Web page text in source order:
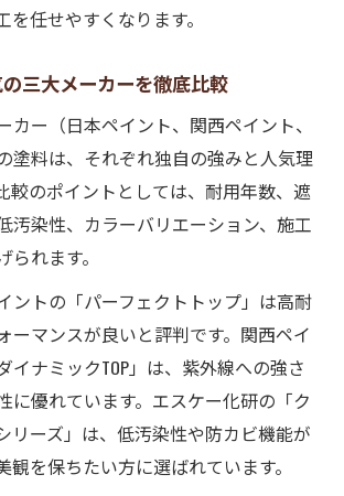
を任せやすくなります。
三大メーカーを徹底比較
カー（日本ペイント、関西ペイント、
塗料は、それぞれ独自の強みと人気理
較のポイントとしては、耐用年数、遮
汚染性、カラーバリエーション、施工
れます。
ントの「パーフェクトトップ」は高耐
ーマンスが良いと評判です。関西ペイ
イナミックTOP」は、紫外線への強さ
に優れています。エスケー化研の「ク
リーズ」は、低汚染性や防カビ機能が
観を保ちたい方に選ばれています。